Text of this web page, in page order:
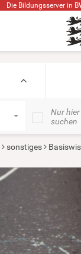
Die Bildungsserver in
Nur hier
suchen
sonstiges